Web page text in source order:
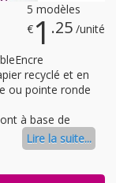
5 modèles
€ 1 .25 /unité
recyclé et en
ou pointe ronde
à base de
Lire la suite...